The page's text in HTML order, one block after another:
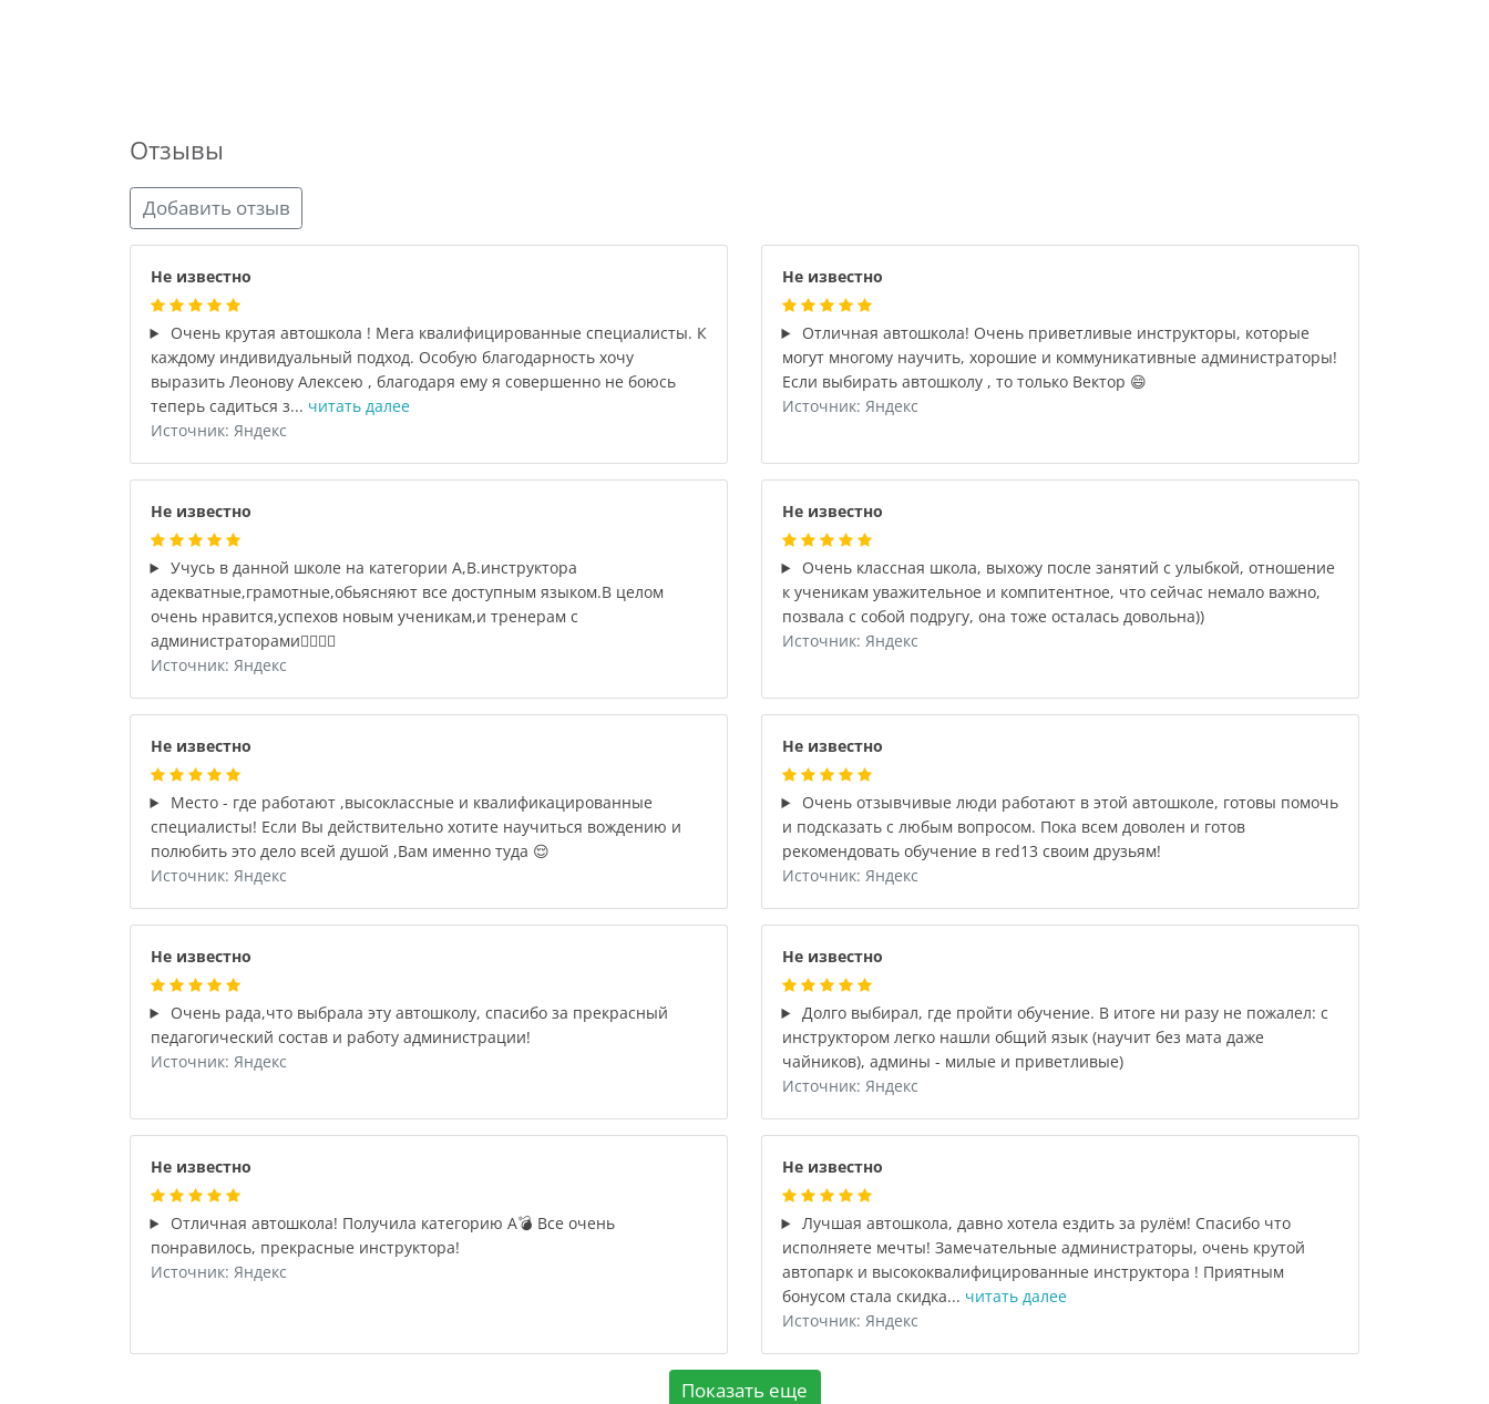
Отзывы
Добавить отзыв
Не известно
Очень крутая автошкола ! Мега квалифицированные специалисты. К
каждому индивидуальный подход. Особую благодарность хочу
выразить Леонову Алексею , благодаря ему я совершенно не боюсь
теперь садиться з... читать далее
Источник: Яндекс
Не известно
Отличная автошкола! Очень приветливые инструкторы, которые
могут многому научить, хорошие и коммуникативные администраторы!
Если выбирать автошколу , то только Вектор 😄
Источник: Яндекс
Не известно
Учусь в данной школе на категории А,В.инструктора
адекватные,грамотные,обьясняют все доступным языком.В целом
очень нравится,успехов новым ученикам,и тренерам с
администраторами👍🏻👍🏻
Источник: Яндекс
Не известно
Очень классная школа, выхожу после занятий с улыбкой, отношение
к ученикам уважительное и компитентное, что сейчас немало важно,
позвала с собой подругу, она тоже осталась довольна))
Источник: Яндекс
Не известно
Место - где работают ,высоклассные и квалификацированные
специалисты! Если Вы действительно хотите научиться вождению и
полюбить это дело всей душой ,Вам именно туда 😌
Источник: Яндекс
Не известно
Очень отзывчивые люди работают в этой автошколе, готовы помочь
и подсказать с любым вопросом. Пока всем доволен и готов
рекомендовать обучение в red13 своим друзьям!
Источник: Яндекс
Не известно
Очень рада,что выбрала эту автошколу, спасибо за прекрасный
педагогический состав и работу администрации!
Источник: Яндекс
Не известно
Долго выбирал, где пройти обучение. В итоге ни разу не пожалел: с
инструктором легко нашли общий язык (научит без мата даже
чайников), админы - милые и приветливые)
Источник: Яндекс
Не известно
Отличная автошкола! Получила категорию А💣 Все очень
понравилось, прекрасные инструктора!
Источник: Яндекс
Не известно
Лучшая автошкола, давно хотела ездить за рулём! Спасибо что
исполняете мечты! Замечательные администраторы, очень крутой
автопарк и высококвалифицированные инструктора ! Приятным
бонусом стала скидка... читать далее
Источник: Яндекс
Показать еще